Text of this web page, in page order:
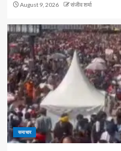
August 9, 2026 संजीव शर्मा
समाचार